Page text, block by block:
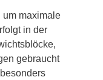
um maximale
in der
gebraucht